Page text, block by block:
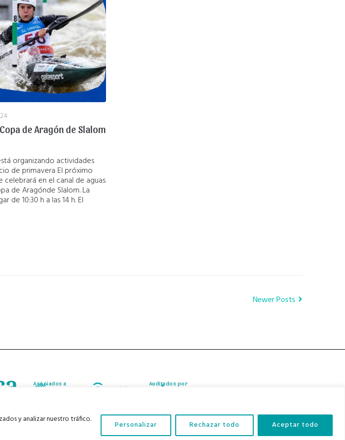
y analizar nuestro tráfico.
Personalizar Rechazar todo Aceptar todo
de Aragón de Slalom
organizando actividades
de primavera El próximo
celebrará en el canal de aguas
de Aragónde Slalom. La
de 10:30 h a las 14 h. El
Newer Posts
Asociados a Asociados a Auditados por
Política de Cookies|Contacto